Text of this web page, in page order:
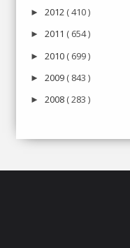
► 2012 ( 410 )
► 2011 ( 654 )
► 2010 ( 699 )
► 2009 ( 843 )
► 2008 ( 283 )